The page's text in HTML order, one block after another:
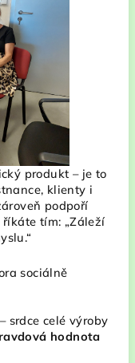
produkt – je to
klienty i
podpoří
tím: „Záleží
sociálně
– srdce celé výroby
hodnota